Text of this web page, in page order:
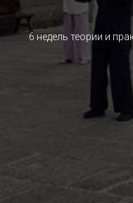
6 недель теории и